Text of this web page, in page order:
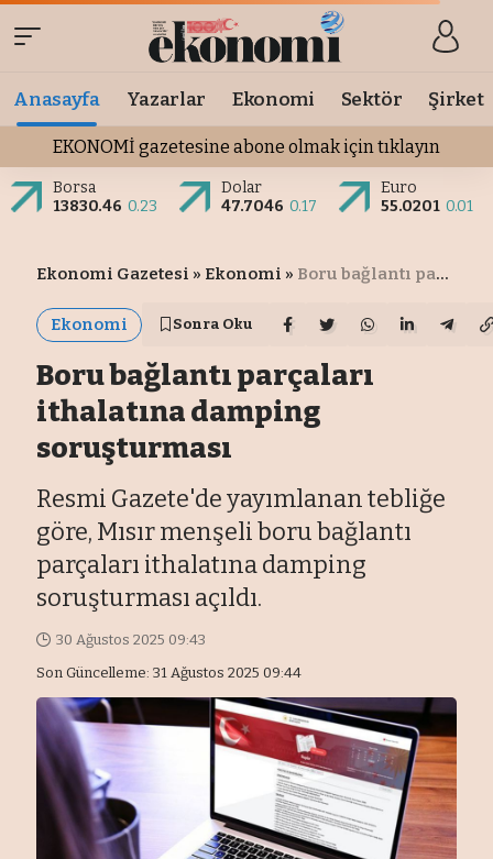
Anasayfa Yazarlar Ekonomi Sektör Şirket
EKONOMİ gazetesine abone olmak için tıklayın
Borsa
13830.46 0.23
Dolar
47.7046 0.17
Euro
55.0201 0.01
Ekonomi Gazetesi » Ekonomi » Boru bağlantı parçaları ithalatına damping soruşturması
Ekonomi Sonra Oku
Boru bağlantı parçaları
ithalatına damping
soruşturması
Resmi Gazete'de yayımlanan tebliğe
göre, Mısır menşeli boru bağlantı
parçaları ithalatına damping
soruşturması açıldı.
Son Güncelleme: 31 Ağustos 2025 09:44
30 Ağustos 2025 09:43